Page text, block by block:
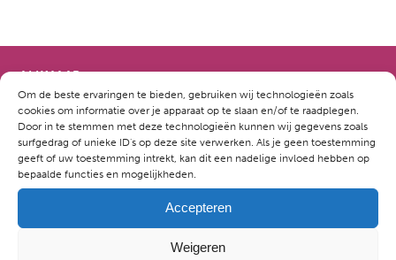
Om de beste ervaringen te bieden, gebruiken wij technologieën zoals
cookies om informatie over je apparaat op te slaan en/of te raadplegen.
Door in te stemmen met deze technologieën kunnen wij gegevens zoals
surfgedrag of unieke ID's op deze site verwerken. Als je geen toestemming
geeft of uw toestemming intrekt, kan dit een nadelige invloed hebben op
bepaalde functies en mogelijkheden.
Accepteren
Weigeren
ALKMAAR
Kennemerstraatweg 81
1814 GD Alkmaar
T:072-520 1489
E: info@hersencentrum.nl
AMSTERDAM CENTRUM
1016 XW Amsterdam